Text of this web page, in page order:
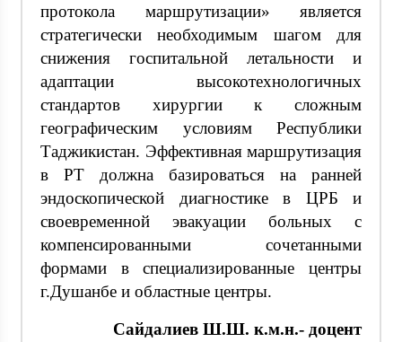
протокола маршрутизации» является
стратегически необходимым шагом для
снижения госпитальной летальности и
адаптации высокотехнологичных
стандартов хирургии к сложным
географическим условиям Республики
Таджикистан. Эффективная маршрутизация
в РТ должна базироваться на ранней
эндоскопической диагностике в ЦРБ и
своевременной эвакуации больных с
компенсированными сочетанными
формами в специализированные центры
г.Душанбе и областные центры.
Сайдалиев Ш.Ш. к.м.н.- доцент